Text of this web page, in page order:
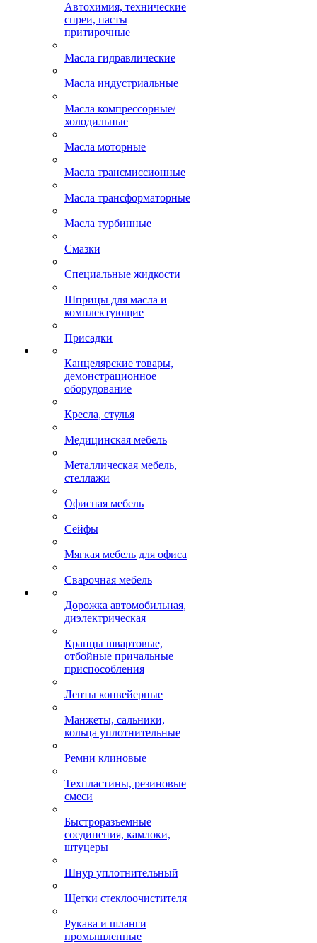
Автохимия, технические
спреи, пасты
притирочные
Масла гидравлические
Масла индустриальные
Масла компрессорные/
холодильные
Масла моторные
Масла трансмиссионные
Масла трансформаторные
Масла турбинные
Смазки
Специальные жидкости
Шприцы для масла и
комплектующие
Присадки
Канцелярские товары,
демонстрационное
оборудование
Кресла, стулья
Медицинская мебель
Металлическая мебель,
стеллажи
Офисная мебель
Сейфы
Мягкая мебель для офиса
Сварочная мебель
Дорожка автомобильная,
диэлектрическая
Кранцы швартовые,
отбойные причальные
приспособления
Ленты конвейерные
Манжеты, сальники,
кольца уплотнительные
Ремни клиновые
Техпластины, резиновые
смеси
Быстроразъемные
соединения, камлоки,
штуцеры
Шнур уплотнительный
Щетки стеклоочистителя
Рукава и шланги
промышленные